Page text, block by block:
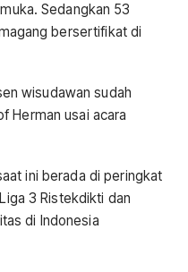
Sedangkan 53
bersertifikat di
wisudawan sudah
Herman usai acara
ini berada di peringkat
3 Ristekdikti dan
di Indonesia